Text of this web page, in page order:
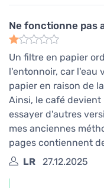
Ne fonctionne pas
Un filtre en papier
l'entonnoir, car l'eau
papier en raison de
Ainsi, le café
essayer d'autres
mes anciennes
pages contiennent
LR
27.12.2025